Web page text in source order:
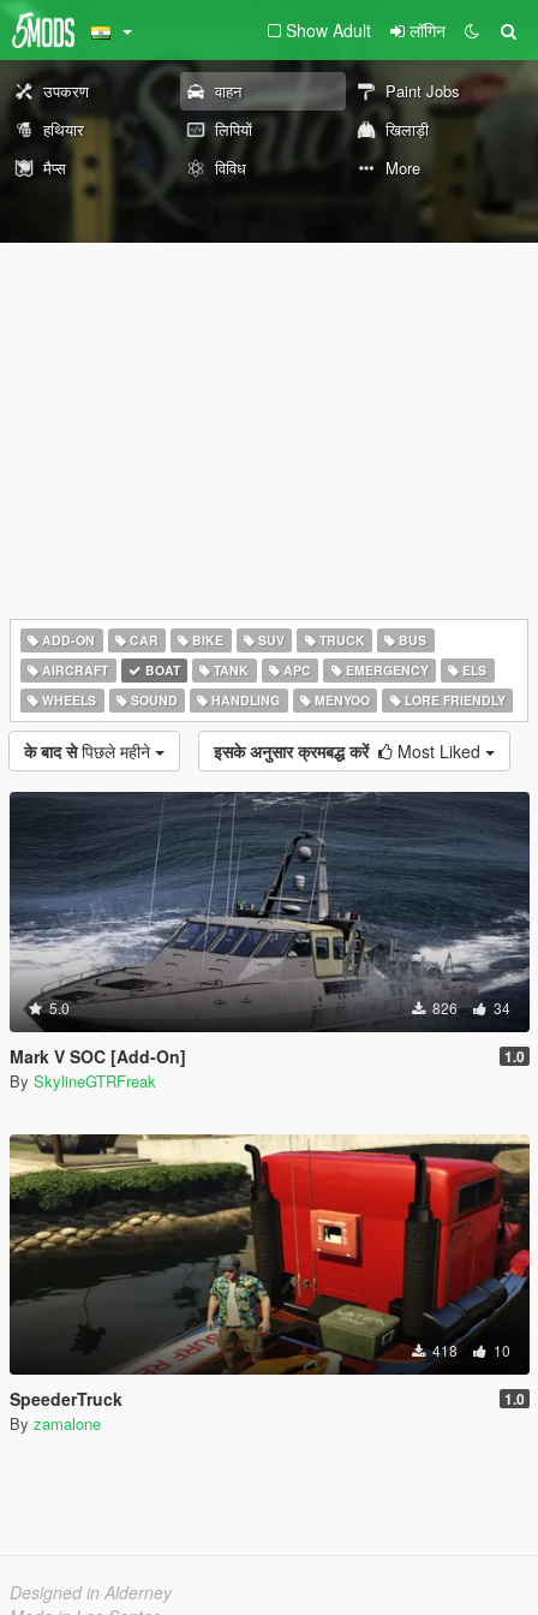
Show Adult लॉगिन
उपकरण वाहन
Paint Jobs
हथियार
लिपियों
खिलाड़ी
मैप्स
विविध More
ADD-ON CAR BIKE SUV TRUCK
BUS
AIRCRAFT
BOAT TANK APC EMERGENCY
ELS
WHEELS
SOUND HANDLING MENYOO LORE FRIENDLY
के बाद से पिछले महीने इसके अनुसार क्रमबद्ध करें Most Liked
5.0 826 34
Mark V SOC [Add-On] 1.0
By SkylineGTRFreak
418 10
SpeederTruck 1.0
By zamalone
Designed in Alderney